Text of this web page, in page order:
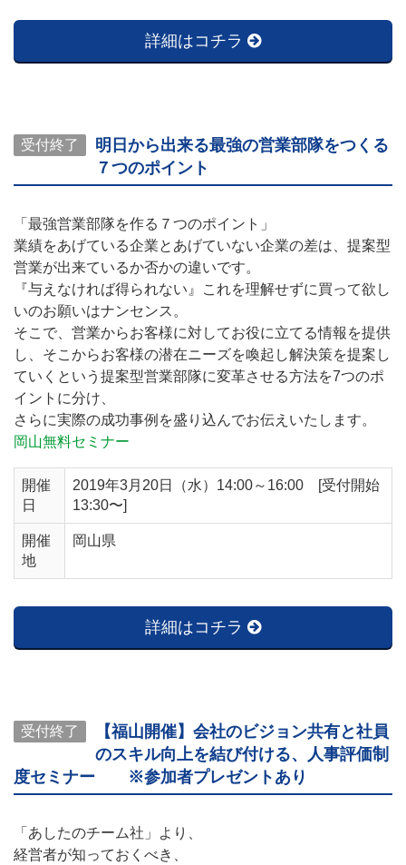
詳細はコチラ
受付終了
明日から出来る最強の営業部隊をつくる
７つのポイント
「最強営業部隊を作る７つのポイント」
業績をあげている企業とあげていない企業の差は、提案型
営業が出来ているか否かの違いです。
『与えなければ得られない』これを理解せずに買って欲し
いのお願いはナンセンス。
そこで、営業からお客様に対してお役に立てる情報を提供
し、そこからお客様の潜在ニーズを喚起し解決策を提案し
ていくという提案型営業部隊に変革させる方法を7つのポ
イントに分け、
さらに実際の成功事例を盛り込んでお伝えいたします。
岡山無料セミナー
開催
日
2019年3月20日（水）14:00～16:00 [受付開始
13:30〜]
開催
地
岡山県
詳細はコチラ
受付終了
【福山開催】会社のビジョン共有と社員
のスキル向上を結び付ける、人事評価制
度セミナー ※参加者プレゼントあり
「あしたのチーム社」より、
経営者が知っておくべき、